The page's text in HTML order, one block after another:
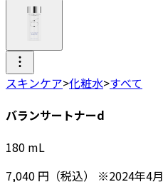
スキンケア>化粧水>すべて
バランサートナーd
180 mL
7,040 円 （税込） ※2024年4月